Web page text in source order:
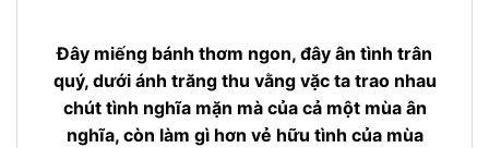
Đây miếng bánh thơm ngon, đây ân tình trân
quý, dưới ánh trăng thu vằng vặc ta trao nhau
chút tình nghĩa mặn mà của cả một mùa ân
nghĩa, còn làm gì hơn vẻ hữu tình của mùa